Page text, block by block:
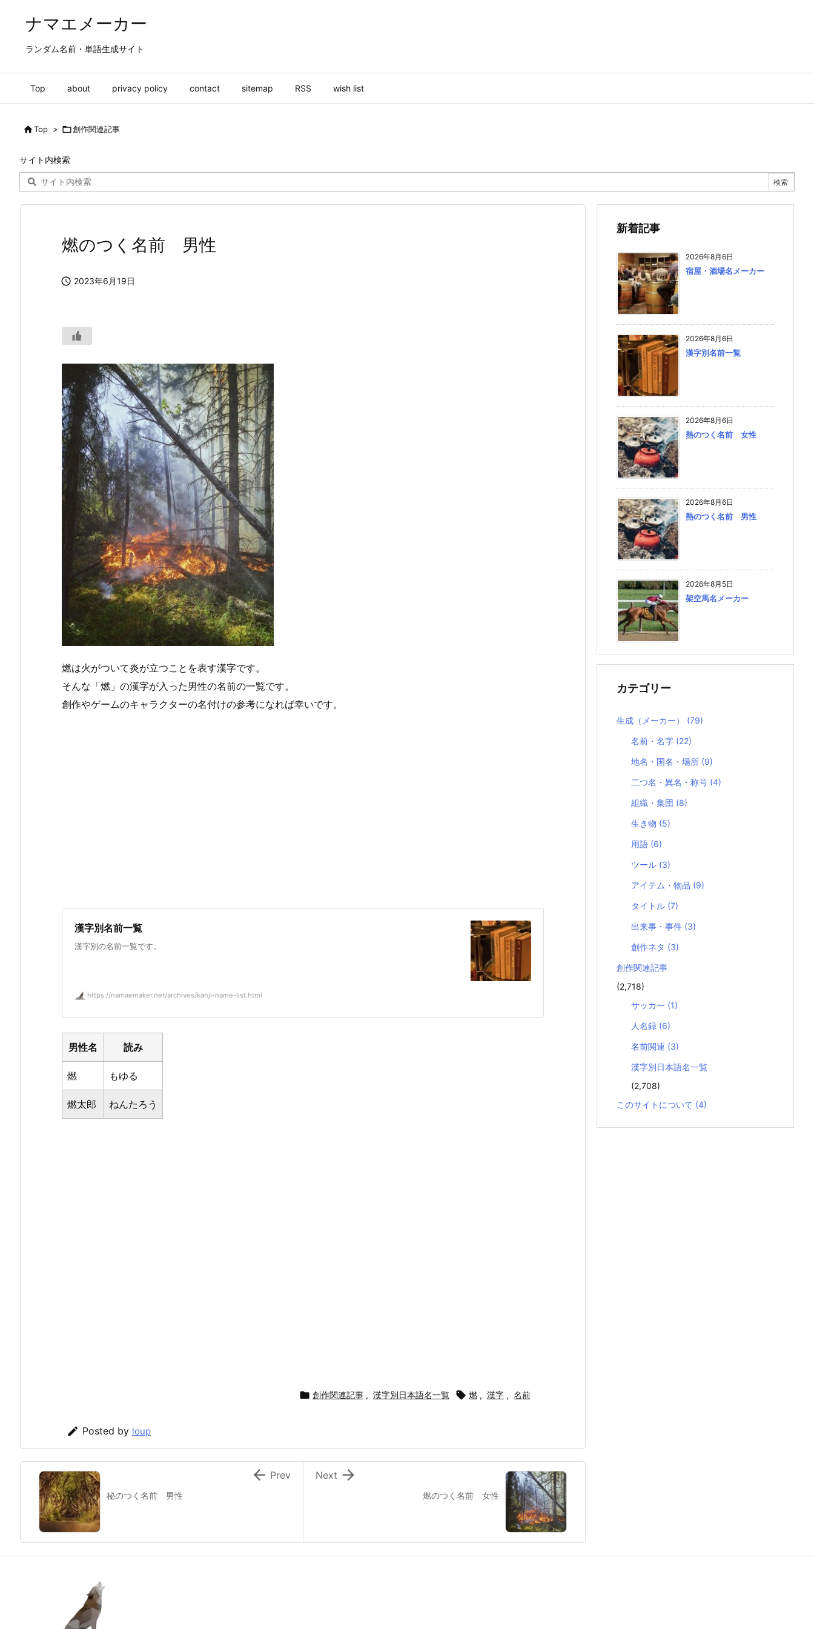
ナマエメーカー
ランダム名前・単語生成サイト
Top about privacy policy contact sitemap RSS wish list
Top > 創作関連記事
サイト内検索
燃のつく名前 男性
 2023年6月19日
燃は火がついて炎が立つことを表す漢字です。
そんな「燃」の漢字が入った男性の名前の一覧です。
創作やゲームのキャラクターの名付けの参考になれば幸いです。
漢字別名前一覧
漢字別の名前一覧です。
https://namaemaker.net/archives/kanji-name-list.html
男性名 読み
燃 もゆる
燃太郎 ねんたろう
 創作関連記事 , 漢字別日本語名一覧  燃 , 漢字 , 名前
 Posted by loup
燃のつく名前 女性

Next
秘のつく名前 男性
 Prev
新着記事
2026年8月6日
宿屋・酒場名メーカー
2026年8月6日
漢字別名前一覧
2026年8月6日
熱のつく名前 女性
2026年8月6日
熱のつく名前 男性
2026年8月5日
架空馬名メーカー
カテゴリー
生成（メーカー） (79)
名前・名字 (22)
地名・国名・場所 (9)
二つ名・異名・称号 (4)
組織・集団 (8)
生き物 (5)
用語 (6)
ツール (3)
アイテム・物品 (9)
タイトル (7)
出来事・事件 (3)
創作ネタ (3)
創作関連記事
(2,718)
サッカー (1)
人名録 (6)
名前関連 (3)
漢字別日本語名一覧
(2,708)
このサイトについて (4)